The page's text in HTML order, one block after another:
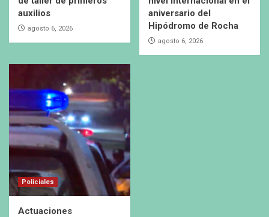
auxilios
agosto 6, 2026
aniversario del
Hipódromo de Rocha
agosto 6, 2026
Policiales
Actuaciones